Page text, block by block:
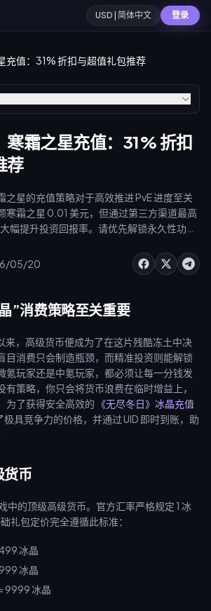
USD | 简体中文 登录
充值：31% 折扣与超值礼包推荐
寒霜之星充值：31% 折扣
荐
之星的充值策略对于高效推进 PvE 进度至关
寒霜之星 0.01 美元，但通过第三方渠道最高
幅提升投资回报率。请优先解锁永久性功
包价值分析、VIP 等级门槛及最优消费优先级
05/20
”消费策略至关重要
来，高级货币便成为了在这片残酷冻土中决
目消费只会制造瓶颈，而精准投资则能解锁
氪玩家还是中氪玩家，都必须让每一分钱发
策略，你只会将货币浪费在临时增益上，
为了获得安全高效的 《无尽冬日》冰晶充值
具竞争力的价格，并通过 UID 即时到账，助
货币
中的顶级高级货币。官方汇率严格规定 1 冰
礼包定价完全遵循此标准：
冰晶
冰晶
9999 冰晶